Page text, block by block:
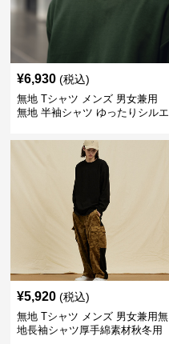
¥6,930 (税込)
無地 Tシャツ メンズ 男女兼用
無地 半袖シャツ ゆったりシルエ
¥5,920 (税込)
無地 Tシャツ メンズ 男女兼用無
地長袖シャツ厚手綿素材秋冬用